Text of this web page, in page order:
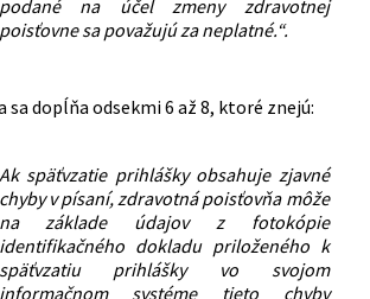
podané na účel zmeny zdravotnej
poisťovne sa považujú za neplatné.“.
sa dopĺňa odsekmi 6 až 8, ktoré znejú:
Ak späťvzatie prihlášky obsahuje zjavné
chyby v písaní, zdravotná poisťovňa môže
na základe údajov z fotokópie
identifikačného dokladu priloženého k
späťvzatiu prihlášky vo svojom
informačnom systéme tieto chyby